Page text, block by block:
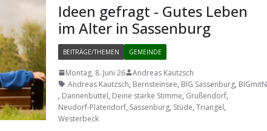
Ideen gefragt - Gutes Leben
im Alter in Sassenburg
BEITRÄGE/THEMEN GEMEINDE
Montag, 8. Juni 26
Andreas Kautzsch
Andreas Kautzsch, Bernsteinsee, BIG Sassenburg, BIGmitN
, Dannenbüttel, Deine starke Stimme, Grußendorf,
Neudorf-Platendorf, Sassenburg, Stüde, Triangel,
Westerbeck